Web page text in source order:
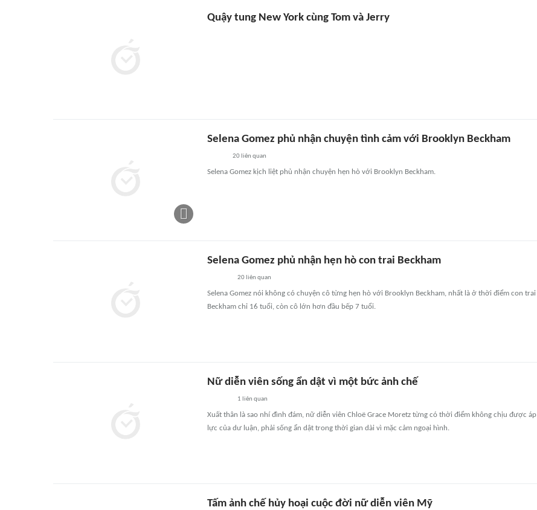
Quậy tung New York cùng Tom và Jerry
Selena Gomez phủ nhận chuyện tình cảm với Brooklyn Beckham
20 liên quan
Selena Gomez kịch liệt phủ nhận chuyện hẹn hò với Brooklyn Beckham.
Selena Gomez phủ nhận hẹn hò con trai Beckham
20liên quan
Selena Gomez nói không có chuyện cô từng hẹn hò với Brooklyn Beckham, nhất là ở thời điểm con trai
Beckham chỉ 16 tuổi, còn cô lớn hơn đầu bếp 7 tuổi.
Nữ diễn viên sống ẩn dật vì một bức ảnh chế
1 liên quan
Xuất thân là sao nhí đình đám, nữ diễn viên Chloë Grace Moretz từng có thời điểm không chịu được áp
lực của dư luận, phải sống ẩn dật trong thời gian dài vì mặc cảm ngoại hình.
Tấm ảnh chế hủy hoại cuộc đời nữ diễn viên Mỹ